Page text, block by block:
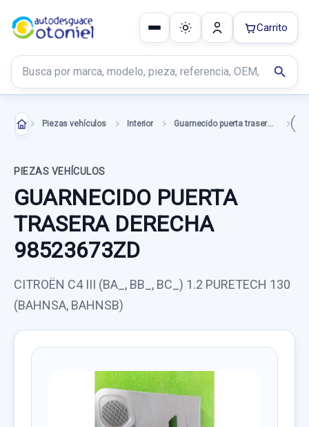
Buscar productos
search
Carrito
Piezas vehículos Interior Guarnecido puerta trasera derecha
PIEZAS VEHÍCULOS
GUARNECIDO PUERTA
TRASERA DERECHA
98523673ZD
CITROËN C4 III (BA_, BB_, BC_) 1.2 PURETECH 130
(BAHNSA, BAHNSB)